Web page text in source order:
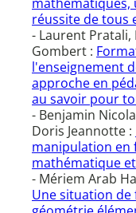
réussite de tous
- Laurent Pratali,
Gombert :
l'enseignement
approche en
au savoir pour
- Benjamin
Doris Jeannotte :
manipulation en
mathématique
- Mériem Arab
Une situation